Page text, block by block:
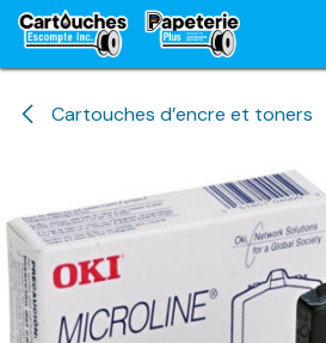
Se rendre au contenu
Cartouches d’encre et toners